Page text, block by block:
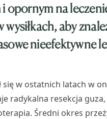
opornym na
wysiłkach, aby
nieefektywne
w ostatnich latach w
radykalna resekcja
Średni okres